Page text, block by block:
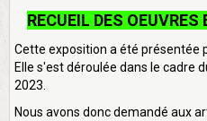
RECUEIL DES
Cette exposition a été présentée
Elle s'est déroulée dans le cadre
2023.
Nous avons donc demandé aux